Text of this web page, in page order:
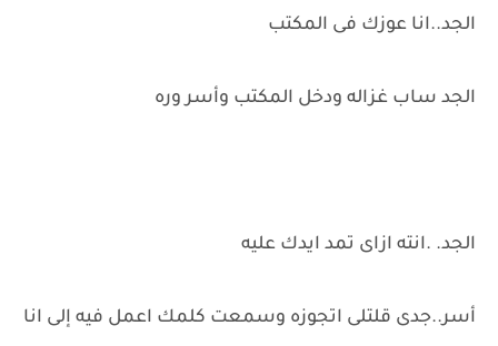
الجد..انا عوزك فى المكتب
الجد ساب غزاله ودخل المكتب وأسر وره
الجد. .انته ازاى تمد ايدك عليه
أسر..جدى قلتلى اتجوزه وسمعت كلمك اعمل فيه إلى انا